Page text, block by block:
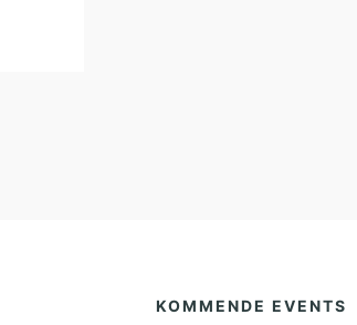
KOMMENDE EVENTS